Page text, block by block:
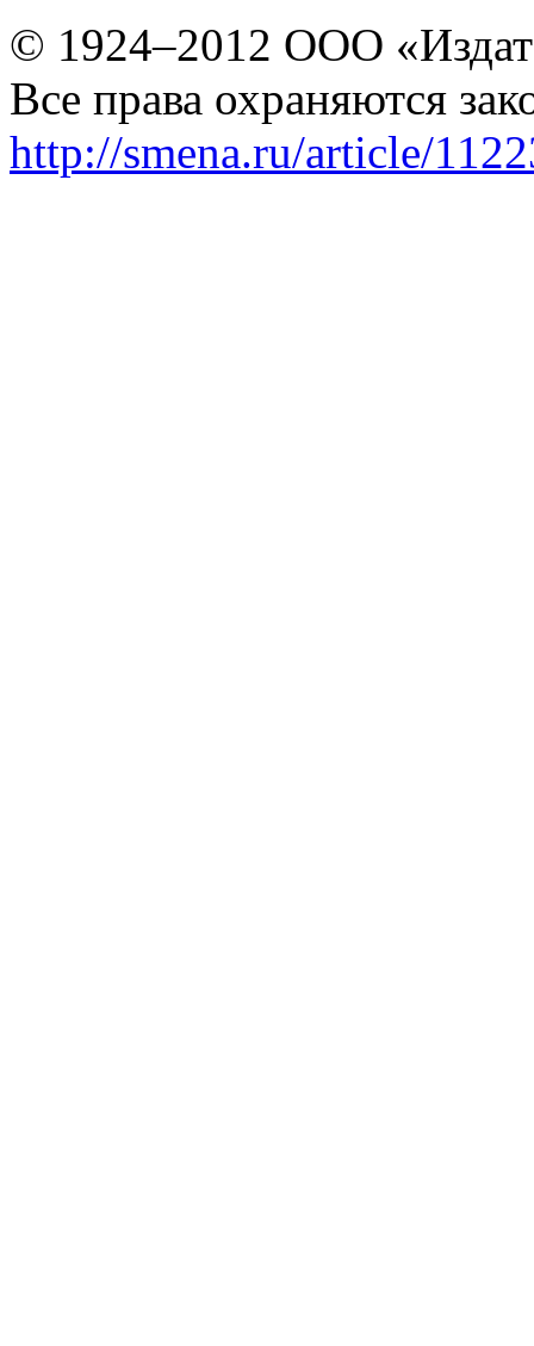
© 1924–2012 ООО
Все права охраняются
http://smena.ru/article/